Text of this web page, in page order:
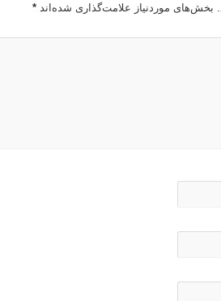
بخش‌های موردنیاز علامت‌گذاری شده‌اند*